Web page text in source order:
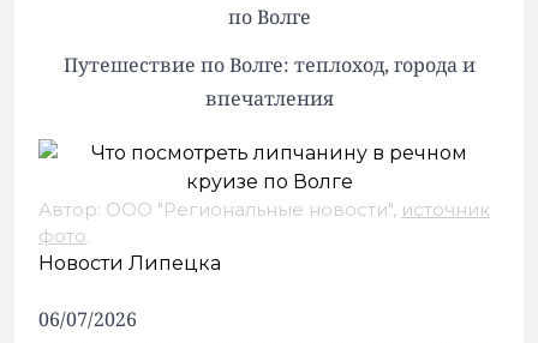
по Волге
Путешествие по Волге: теплоход, города и
впечатления
Автор: ООО "Региональные новости", источник
фото.
Новости Липецка
06/07/2026